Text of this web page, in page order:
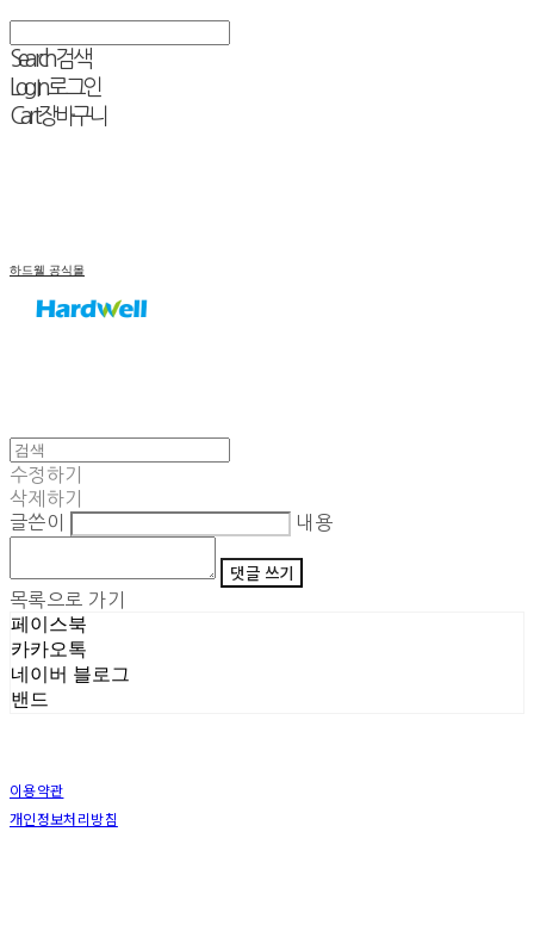
Search검색
Log In로그인
Cart장바구니
하드웰 공식몰
수정하기
삭제하기
글쓴이
내용
댓글 쓰기
목록으로 가기
페이스북
카카오톡
네이버 블로그
밴드
이용약관
개인정보처리방침